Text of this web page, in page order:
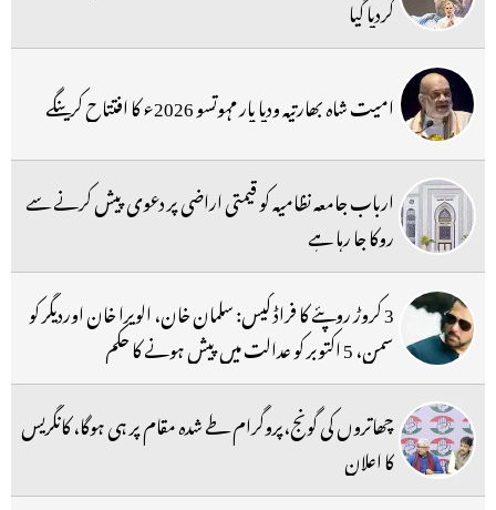
کردیا گیا
امیت شاہ بھارتیہ ودیا پار مہوتسو 2026ء کا افتتاح کرینگے
ارباب جامعہ نظامیہ کو قیمتی اراضی پر دعوی پیش کرنے سے
روکا جا رہا ہے
3 کروڑ روپئے کا فراڈ کیس: سلمان خان، الویرا خان اوردیگر کو
سمن، 5 اکتوبر کو عدالت میں پیش ہونے کا حکم
چھاتروں کی گونج،پروگرام طے شدہ مقام پر ہی ہوگا، کانگریس
کا اعلان